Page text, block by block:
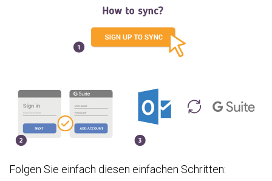
Folgen Sie einfach diesen einfachen Schritten: